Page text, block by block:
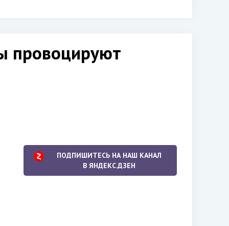
провоцируют
ПОДПИШИТЕСЬ НА НАШ КАНАЛ
В ЯНДЕКС.ДЗЕН